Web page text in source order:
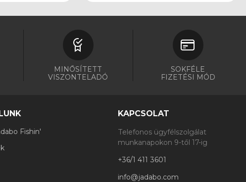
MINŐSÍTETT
VISZONTELADÓ
SOKFÉLE
FIZETÉSI MÓD
Fishin'
KAPCSOLAT
Telefonos ügyfélszolgálat
munkanapokon 9-től 17-ig
+36/1 411 3601
info@jadabo.com